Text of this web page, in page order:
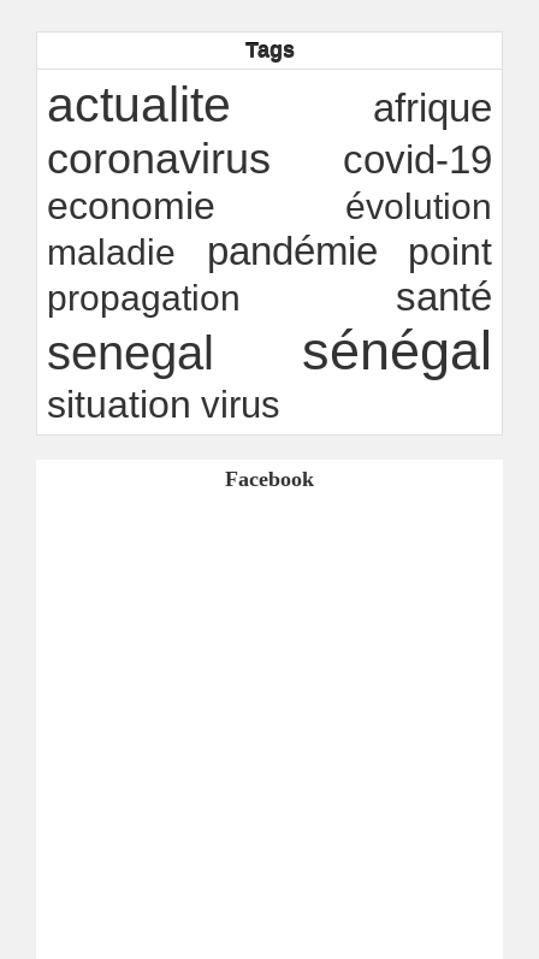
transparence locale, impact national
Ndakhté M. GAYE
innovation
24/07/2026 -Ndakhté M. GAYE
Tags
actualite afrique
coronavirus covid-19
economie
évolution
maladie
pandémie point
propagation santé
senegal sénégal
situation virus
Facebook